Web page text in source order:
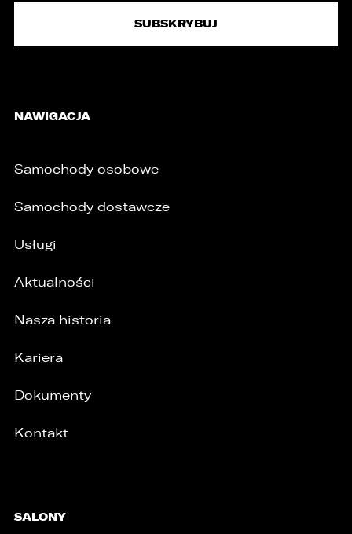
NAWIGACJA
Samochody osobowe
Samochody dostawcze
Usługi
Aktualności
Nasza historia
Kariera
Dokumenty
Kontakt
SALONY